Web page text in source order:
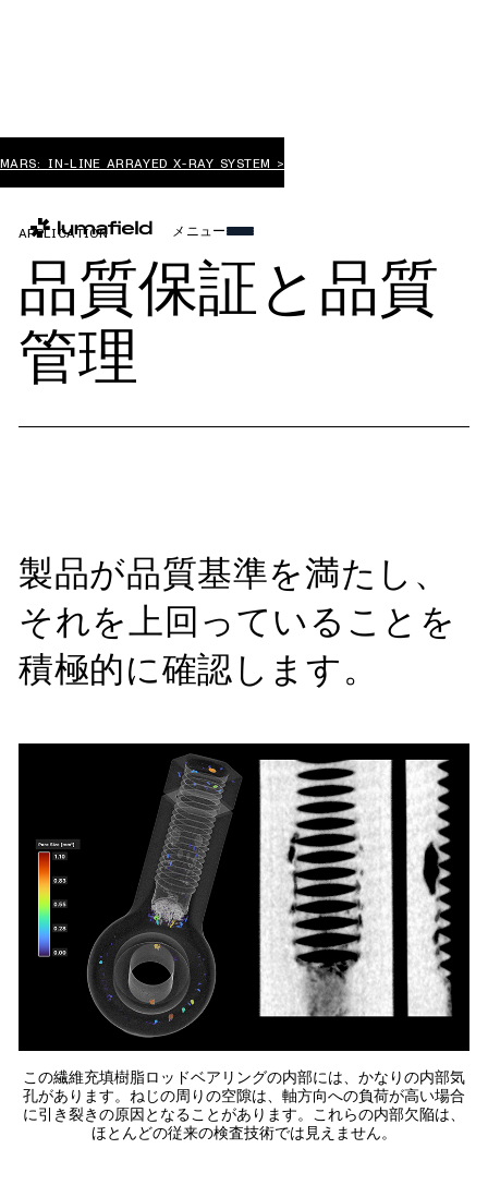
MARS: IN-LINE ARRAYED X-RAY SYSTEM >
メニュー
APPLICATION
品質保証と品質
管理
製品が品質基準を満たし、
それを上回っていることを
積極的に確認します。
この繊維充填樹脂ロッドベアリングの内部には、かなりの内部気
孔があります。ねじの周りの空隙は、軸方向への負荷が高い場合
に引き裂きの原因となることがあります。これらの内部欠陥は、
ほとんどの従来の検査技術では見えません。